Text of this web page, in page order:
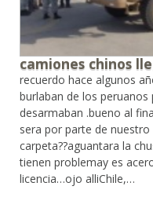
camiones chinos
recuerdo hace algunos
burlaban de los
desarmaban .bueno al
sera por parte de
carpeta??aguantara la
tienen problemay es
licencia…ojo alliChile,…